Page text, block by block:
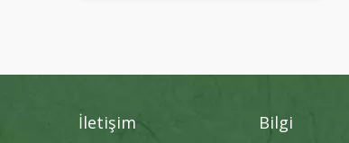
İletişim Bilgi